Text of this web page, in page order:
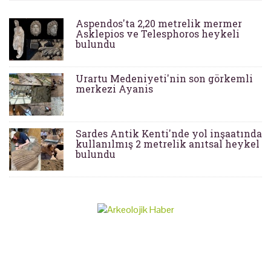
Aspendos'ta 2,20 metrelik mermer
Asklepios ve Telesphoros heykeli
bulundu
Urartu Medeniyeti'nin son görkemli
merkezi Ayanis
Sardes Antik Kenti'nde yol inşaatında
kullanılmış 2 metrelik anıtsal heykel
bulundu